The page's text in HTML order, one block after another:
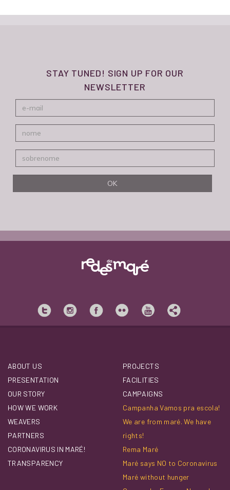
STAY TUNED! SIGN UP FOR OUR
NEWSLETTER
ABOUT US
PRESENTATION
OUR STORY
HOW WE WORK
WEAVERS
PARTNERS
CORONAVIRUS IN MARÉ!
TRANSPARENCY
PROJECTS
FACILITIES
CAMPAIGNS
Campanha Vamos pra escola!
We are from maré. We have
rights!
Rema Maré
Maré says NO to Coronavirus
Maré without hunger